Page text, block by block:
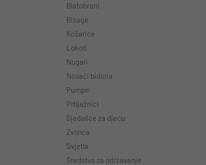
Blatobrani
Bisage
Košarice
Lokoti
Nogari
Nosači bidona
Pumpe
Prtljažnici
Sjedalice za djecu
Zvonca
Svjetla
Sredstva za održavanje